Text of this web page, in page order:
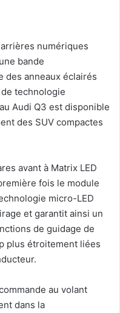
numériques
bande
des anneaux éclairés
technologie
Audi Q3 est disponible
des SUV compactes
avant à Matrix LED
fois le module
micro-LED
et garantit ainsi un
de guidage de
plus étroitement liées
au volant
dans la